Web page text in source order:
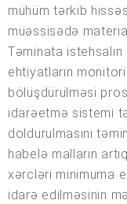
mühüm tərkib
müəssisədə
Təminata
ehtiyatların
bölüşdürülməsi
idarəetmə sistemi
doldurulmasını
habelə malların
xərcləri minimuma
idarə edilməsinin